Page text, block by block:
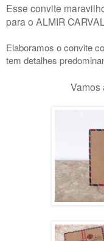
Esse convite
para o ALMIR
Elaboramos o convite
tem detalhes
Vamos